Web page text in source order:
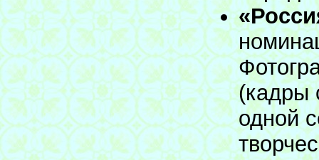
(кадры
одной